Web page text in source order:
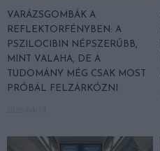
VARÁZSGOMBÁK A
REFLEKTORFÉNYBEN: A
PSZILOCIBIN NÉPSZERŰBB,
MINT VALAHA, DE A
TUDOMÁNY MÉG CSAK MOST
PRÓBÁL FELZÁRKÓZNI